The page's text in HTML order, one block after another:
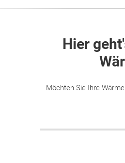
Hier
Möchten Sie Ihre